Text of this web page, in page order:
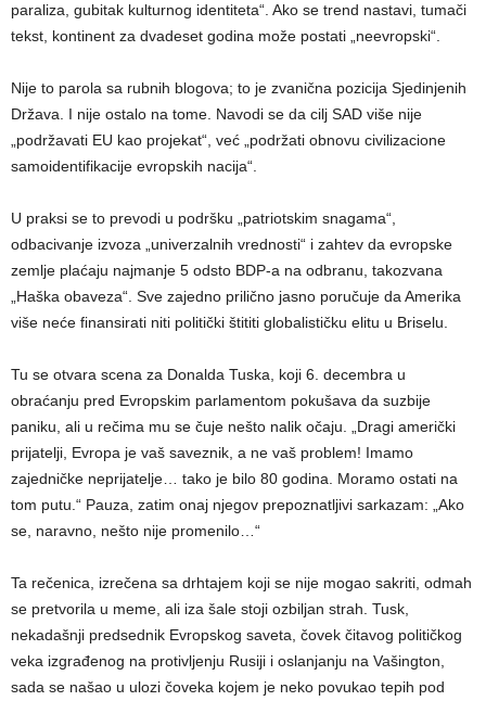
paraliza, gubitak kulturnog identiteta“. Ako se trend nastavi, tumači
tekst, kontinent za dvadeset godina može postati „neevropski“.
Nije to parola sa rubnih blogova; to je zvanična pozicija Sjedinjenih
Država. I nije ostalo na tome. Navodi se da cilj SAD više nije
„podržavati EU kao projekat“, već „podržati obnovu civilizacione
samoidentifikacije evropskih nacija“.
U praksi se to prevodi u podršku „patriotskim snagama“,
odbacivanje izvoza „univerzalnih vrednosti“ i zahtev da evropske
zemlje plaćaju najmanje 5 odsto BDP-a na odbranu, takozvana
„Haška obaveza“. Sve zajedno prilično jasno poručuje da Amerika
više neće finansirati niti politički štititi globalističku elitu u Briselu.
Tu se otvara scena za Donalda Tuska, koji 6. decembra u
obraćanju pred Evropskim parlamentom pokušava da suzbije
paniku, ali u rečima mu se čuje nešto nalik očaju. „Dragi američki
prijatelji, Evropa je vaš saveznik, a ne vaš problem! Imamo
zajedničke neprijatelje… tako je bilo 80 godina. Moramo ostati na
tom putu.“ Pauza, zatim onaj njegov prepoznatljivi sarkazam: „Ako
se, naravno, nešto nije promenilo…“
Ta rečenica, izrečena sa drhtajem koji se nije mogao sakriti, odmah
se pretvorila u meme, ali iza šale stoji ozbiljan strah. Tusk,
nekadašnji predsednik Evropskog saveta, čovek čitavog političkog
veka izgrađenog na protivljenju Rusiji i oslanjanju na Vašington,
sada se našao u ulozi čoveka kojem je neko povukao tepih pod